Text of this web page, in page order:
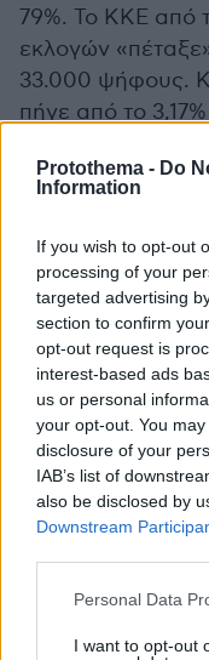
Protothema - Do
Information
If you wish to opt-out
processing of your
targeted advertising
section to confirm
opt-out request is
interest-based ads
us or personal
your opt-out. You
disclosure of your
IAB’s list of
also be disclosed by
Downstream
Please note that this
not limited to your
Personal Data
I want to opt-out
79%. Το ΚΚΕ από
εκλογών
33.000 ψήφους.
πήγε από το
αποχή
της ευρύτερης
δεν
αύξησαν λίγο
ή περισσότερο
υποστηρίξει ότι
είναι τα
δεν έχασαν
(δια)μοιράσουν
Περισσότερον
το 4,44% να
κέρδισε σχεδόν